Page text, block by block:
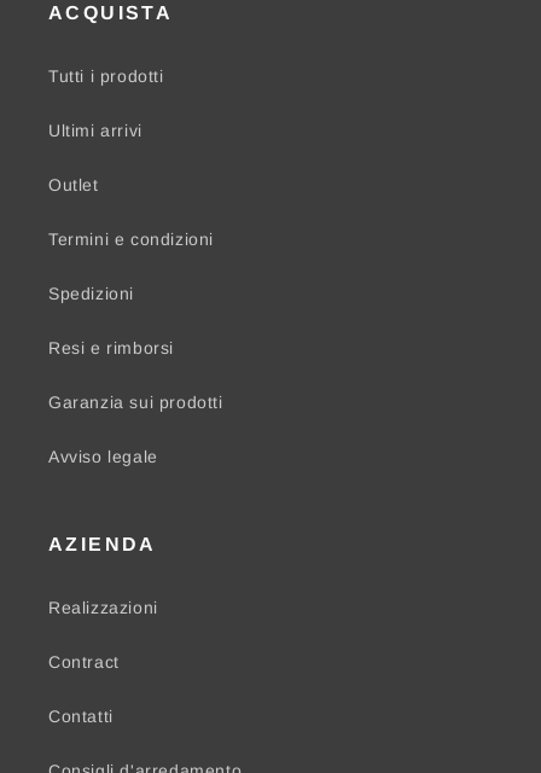
ACQUISTA
Tutti i prodotti
Ultimi arrivi
Outlet
Termini e condizioni
Spedizioni
Resi e rimborsi
Garanzia sui prodotti
Avviso legale
AZIENDA
Realizzazioni
Contract
Contatti